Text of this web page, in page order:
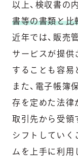
以上、検収書の
書等の書類と比
近年では、販売
サービスが提供
することも容易
また、電子帳簿
存を定めた法律
取引先から受領
シフトしていく
ムを上手に利用